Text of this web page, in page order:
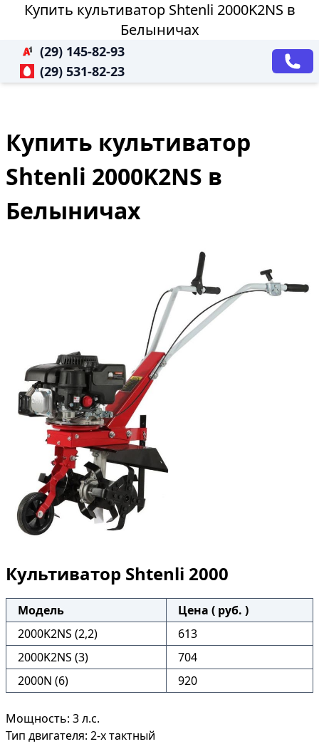
Купить культиватор Shtenli 2000K2NS в
Белыничах
(29) 145-82-93
(29) 531-82-23
Купить культиватор
Shtenli 2000K2NS в
Белыничах
Культиватор Shtenli 2000
Модель
Цена ( руб. )
2000K2NS (2,2)
613
2000K2NS (3)
704
2000N (6)
920
Мощность: 3 л.с.
Тип двигателя: 2-х тактный